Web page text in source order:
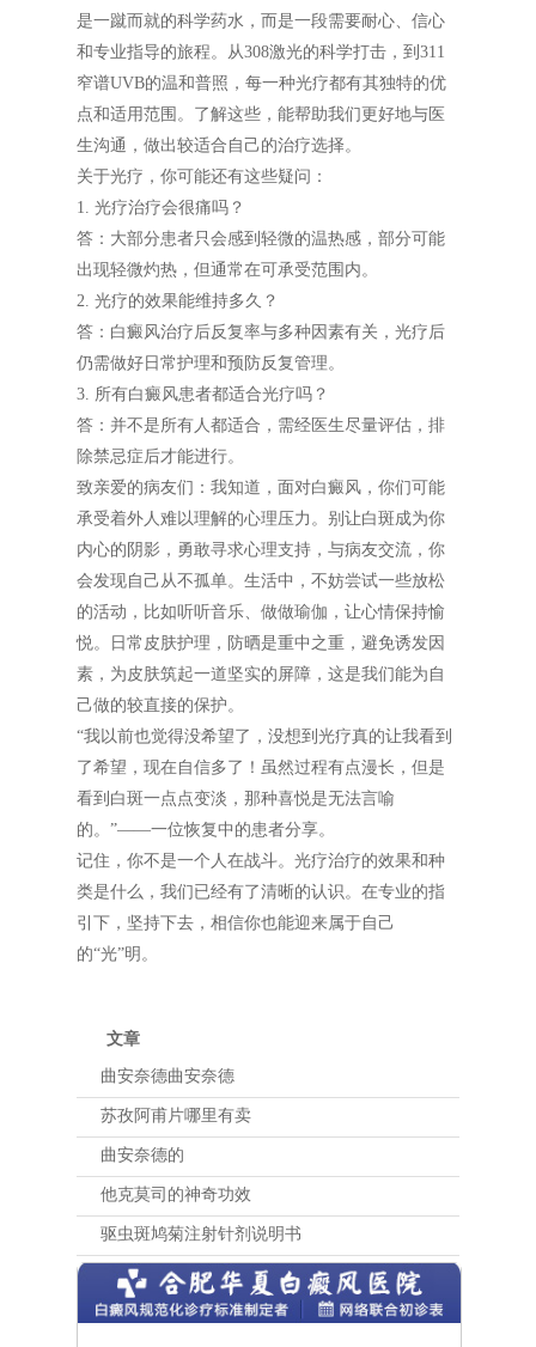
是一蹴而就的科学药水，而是一段需要耐心、信心
和专业指导的旅程。从308激光的科学打击，到311
窄谱UVB的温和普照，每一种光疗都有其独特的优
点和适用范围。了解这些，能帮助我们更好地与医
生沟通，做出较适合自己的治疗选择。
关于光疗，你可能还有这些疑问：
1. 光疗治疗会很痛吗？
答：大部分患者只会感到轻微的温热感，部分可能
出现轻微灼热，但通常在可承受范围内。
2. 光疗的效果能维持多久？
答：白癜风治疗后反复率与多种因素有关，光疗后
仍需做好日常护理和预防反复管理。
3. 所有白癜风患者都适合光疗吗？
答：并不是所有人都适合，需经医生尽量评估，排
除禁忌症后才能进行。
致亲爱的病友们：我知道，面对白癜风，你们可能
承受着外人难以理解的心理压力。别让白斑成为你
内心的阴影，勇敢寻求心理支持，与病友交流，你
会发现自己从不孤单。生活中，不妨尝试一些放松
的活动，比如听听音乐、做做瑜伽，让心情保持愉
悦。日常皮肤护理，防晒是重中之重，避免诱发因
素，为皮肤筑起一道坚实的屏障，这是我们能为自
己做的较直接的保护。
“我以前也觉得没希望了，没想到光疗真的让我看到
了希望，现在自信多了！虽然过程有点漫长，但是
看到白斑一点点变淡，那种喜悦是无法言喻
的。”——一位恢复中的患者分享。
记住，你不是一个人在战斗。光疗治疗的效果和种
类是什么，我们已经有了清晰的认识。在专业的指
引下，坚持下去，相信你也能迎来属于自己
的“光”明。
文章
曲安奈德曲安奈德
苏孜阿甫片哪里有卖
曲安奈德的
他克莫司的神奇功效
驱虫斑鸠菊注射针剂说明书